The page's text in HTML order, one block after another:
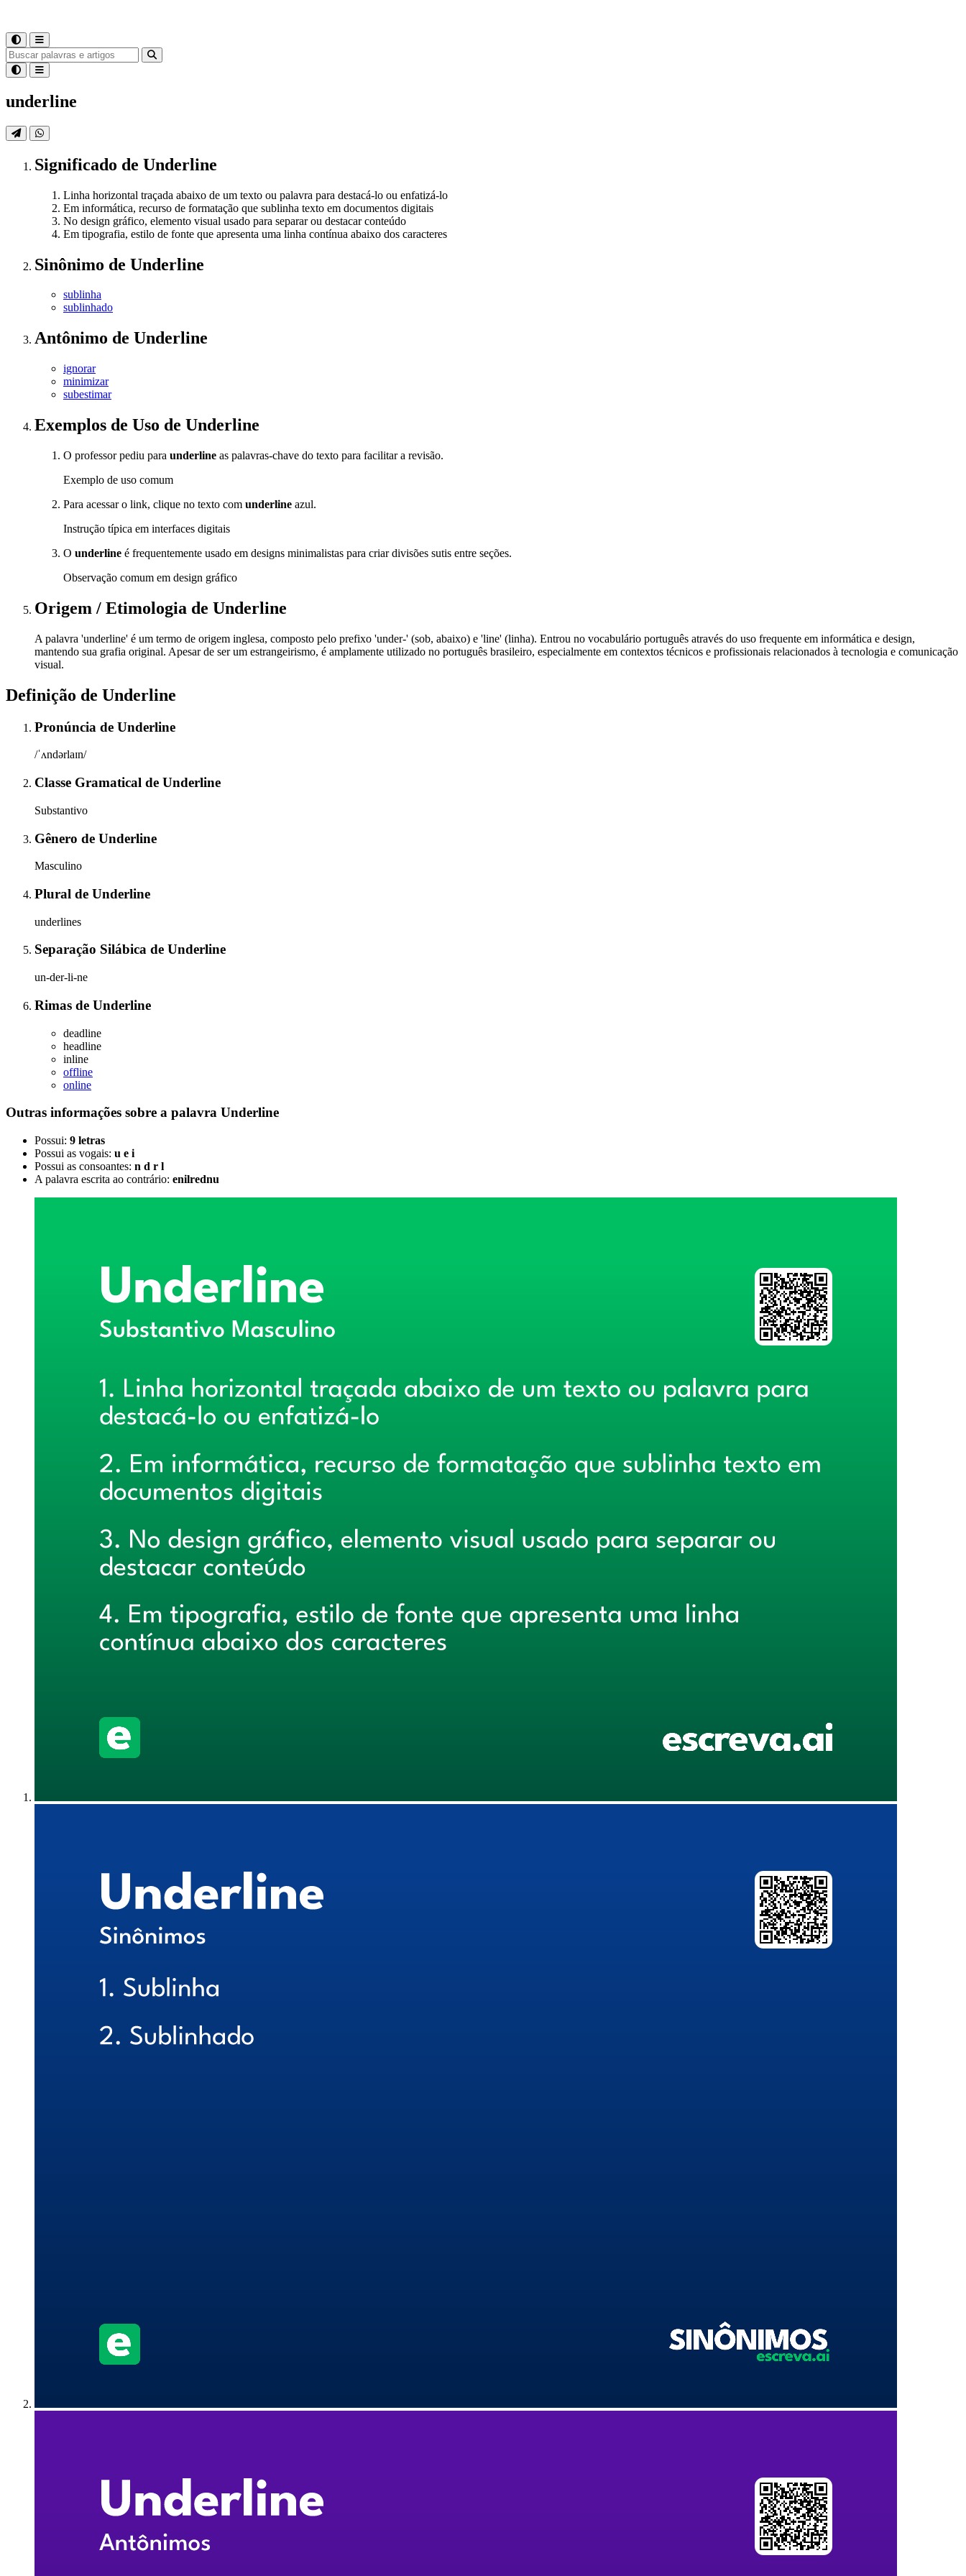
underline
Significado de Underline
Linha horizontal traçada abaixo de um texto ou palavra para destacá-lo ou enfatizá-lo
Em informática, recurso de formatação que sublinha texto em documentos digitais
No design gráfico, elemento visual usado para separar ou destacar conteúdo
Em tipografia, estilo de fonte que apresenta uma linha contínua abaixo dos caracteres
Sinônimo de Underline
sublinha
sublinhado
Antônimo de Underline
ignorar
minimizar
subestimar
Exemplos de Uso de Underline
O professor pediu para underline as palavras-chave do texto para facilitar a revisão.
Exemplo de uso comum
Para acessar o link, clique no texto com underline azul.
Instrução típica em interfaces digitais
O underline é frequentemente usado em designs minimalistas para criar divisões sutis entre seções.
Observação comum em design gráfico
Origem / Etimologia de Underline
A palavra 'underline' é um termo de origem inglesa, composto pelo prefixo 'under-' (sob, abaixo) e 'line' (linha). Entrou no vocabulário português através do uso frequente em informática e design,
mantendo sua grafia original. Apesar de ser um estrangeirismo, é amplamente utilizado no português brasileiro, especialmente em contextos técnicos e profissionais relacionados à tecnologia e comunicação
visual.
Definição de Underline
Pronúncia de Underline
/ˈʌndərlaɪn/
Classe Gramatical de Underline
Substantivo
Gênero de Underline
Masculino
Plural de Underline
underlines
Separação Silábica de Underline
un-der-li-ne
Rimas de Underline
deadline
headline
inline
offline
online
Outras informações sobre a palavra Underline
Possui: 9 letras
Possui as vogais: u e i
Possui as consoantes: n d r l
A palavra escrita ao contrário: enilrednu